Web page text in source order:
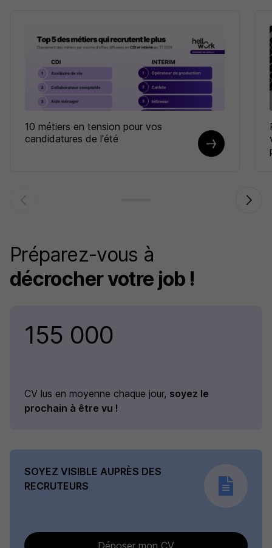
10 métiers en tension pour vos
candidatures de l'été
Préparez-vous à
décrocher votre job !
155 000
CV lus en moyenne chaque jour, soyez le
prochain à être vu !
SOYEZ VISIBLE AUPRÈS DES
RECRUTEURS
Déposer mon CV